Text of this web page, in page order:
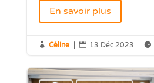
En savoir plus
 Céline |  13 Déc 2023 | 